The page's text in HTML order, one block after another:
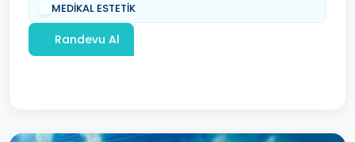
MEDİKAL ESTETİK
Randevu Al